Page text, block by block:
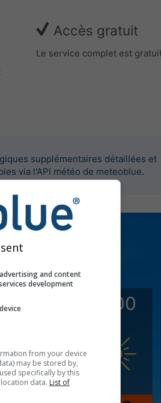
Accès gratuit
Le service complet est
supplémentaires détaillées et
via l'API météo de meteoblue.
and content
development
from your device
may be stored by,
specifically by this
data. List of